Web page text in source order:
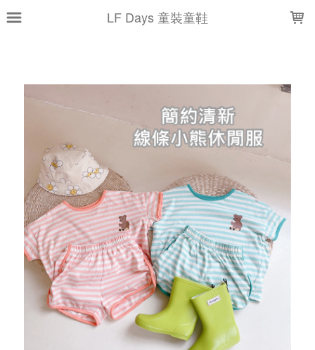
LF Days 童裝童鞋